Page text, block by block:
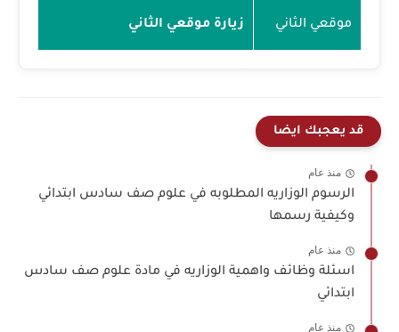
موقعي الثاني زيارة موقعي الثاني
قد يعجبك ايضا
منذ عام
الرسوم الوزاريه المطلوبه في علوم صف سادس ابتدائي
وكيفية رسمها
منذ عام
اسئلة وظائف واهمية الوزاريه في مادة علوم صف سادس
ابتدائي
منذ عام